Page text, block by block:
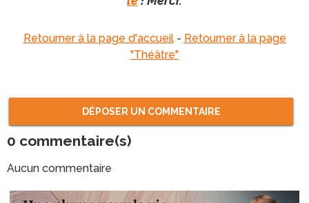
Retourner à la page d'accueil- Retourner à la page
"Théâtre"
DÉPOSER UN COMMENTAIRE
0 commentaire(s)
Aucun commentaire